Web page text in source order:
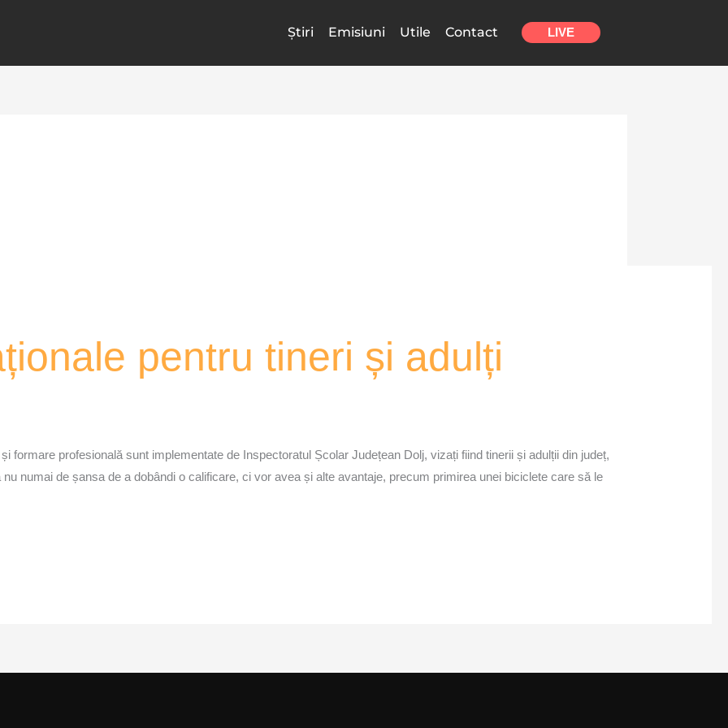
Știri Emisiuni Utile Contact LIVE
pentru tineri și adulți
formare profesională sunt implementate de Inspectoratul Școlar Județean Dolj, vizați fiind tinerii și adulții din județ,
numai de șansa de a dobândi o calificare, ci vor avea și alte avantaje, precum primirea unei biciclete care să le